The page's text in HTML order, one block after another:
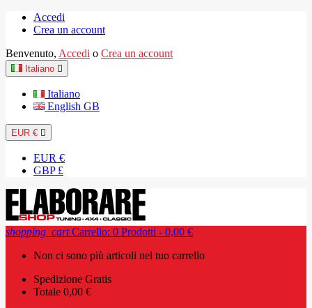
Accedi
Crea un account
Benvenuto, Accedi o Crea un account
Italiano 
Italiano
English GB
EUR € 
EUR €
GBP £
shopping_cart Carrello: 0 Prodotti - 0,00 €
Non ci sono più articoli nel tuo carrello
Spedizione Gratis
Totale 0,00 €